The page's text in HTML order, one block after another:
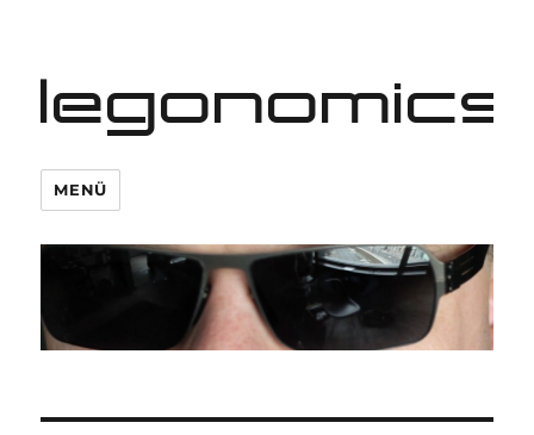
legonomics
MENÜ